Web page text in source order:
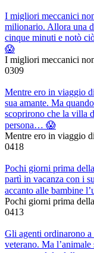
I migliori meccanici
milionario. Allora una
cinque minuti e notò
😱
I migliori meccanici
0309
Mentre ero in viaggio
sua amante. Ma
scoprirono che la villa
persona… 😱
Mentre ero in viaggio
0418
Pochi giorni prima
partì in vacanza con i
accanto alle bambine
Pochi giorni prima
0413
Gli agenti ordinarono a
veterano. Ma